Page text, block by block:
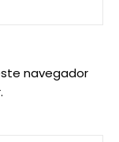
navegador